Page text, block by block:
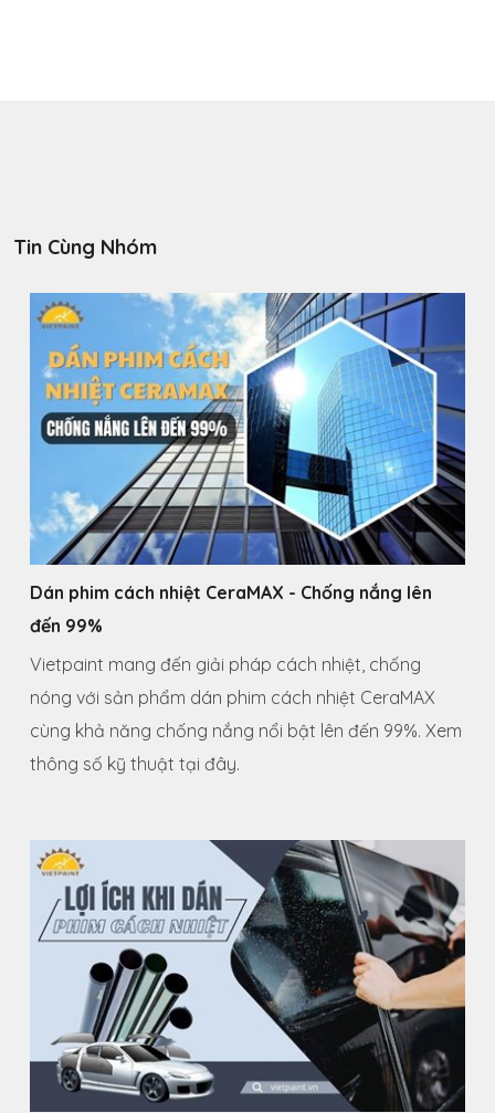
Tin Cùng Nhóm
Dán phim cách nhiệt CeraMAX - Chống nắng lên
đến 99%
Vietpaint mang đến giải pháp cách nhiệt, chống
nóng với sản phẩm dán phim cách nhiệt CeraMAX
cùng khả năng chống nắng nổi bật lên đến 99%. Xem
thông số kỹ thuật tại đây.